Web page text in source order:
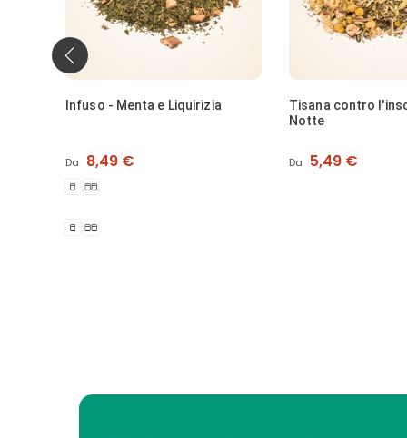
Tisana contro l'insonnia - Della
Da Prezzo
5,49 €
Tisana contro
composto)
Da Prezzo
4,49 €